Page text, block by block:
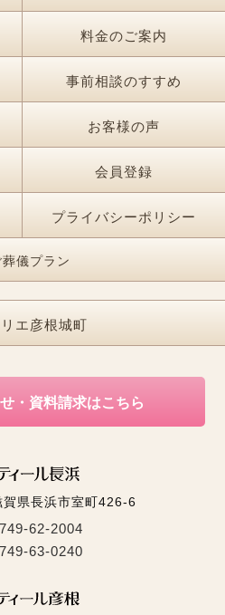
料金のご案内
事前相談のすすめ
お客様の声
会員登録
プライバシーポリシー
葬儀プラン
エ彦根城町
・資料請求はこちら
賀県長浜市室町426-6
62-2004
63-0240